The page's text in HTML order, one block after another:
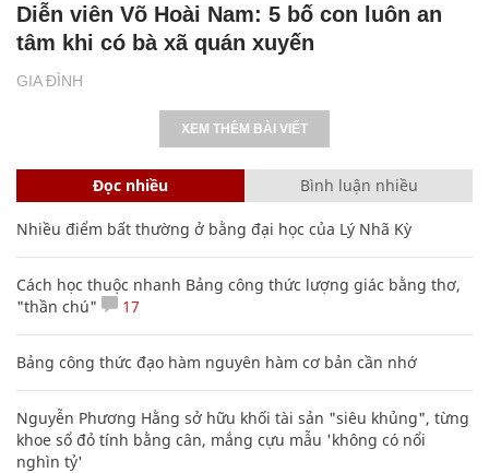
GIA ĐÌNH
Diễn viên Võ Hoài Nam: 5 bố con luôn an
tâm khi có bà xã quán xuyến
XEM THÊM BÀI VIẾT
Đọc nhiều Bình luận nhiều
Nhiều điểm bất thường ở bằng đại học của Lý Nhã Kỳ
Cách học thuộc nhanh Bảng công thức lượng giác bằng thơ,
"thần chú"
17
Bảng công thức đạo hàm nguyên hàm cơ bản cần nhớ
Nguyễn Phương Hằng sở hữu khối tài sản "siêu khủng", từng
khoe sổ đỏ tính bằng cân, mắng cựu mẫu 'không có nổi
nghìn tỷ'